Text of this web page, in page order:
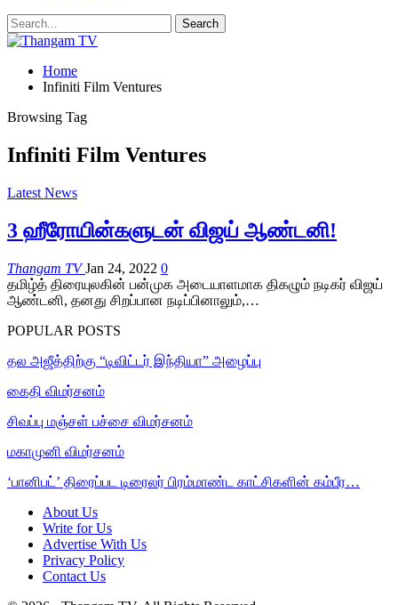
Home
Infiniti Film Ventures
Browsing Tag
Infiniti Film Ventures
Latest News
3 ஹீரோயின்களுடன் விஜய் ஆண்டனி!
Thangam TVJan 24, 2022 0
தமிழ்த் திரையுலகின் பன்முக அடையாளமாக திகழும் நடிகர் விஜய்
ஆண்டனி, தனது சிறப்பான நடிப்பினாலும்,…
POPULAR POSTS
தல அஜீத்திற்கு “டிவிட்டர் இந்தியா” அழைப்பு
கைதி விமர்சனம்
சிவப்பு மஞ்சள் பச்சை விமர்சனம்
மகாமுனி விமர்சனம்
‘பானிபட்’ திரைப்பட டிரைலர் பிரம்மாண்ட காட்சிகளின் கம்பீர…
About Us
Write for Us
Advertise With Us
Privacy Policy
Contact Us